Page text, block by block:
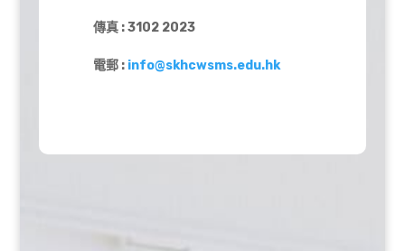
傳真 : 3102 2023
電郵 : info@skhcwsms.edu.hk